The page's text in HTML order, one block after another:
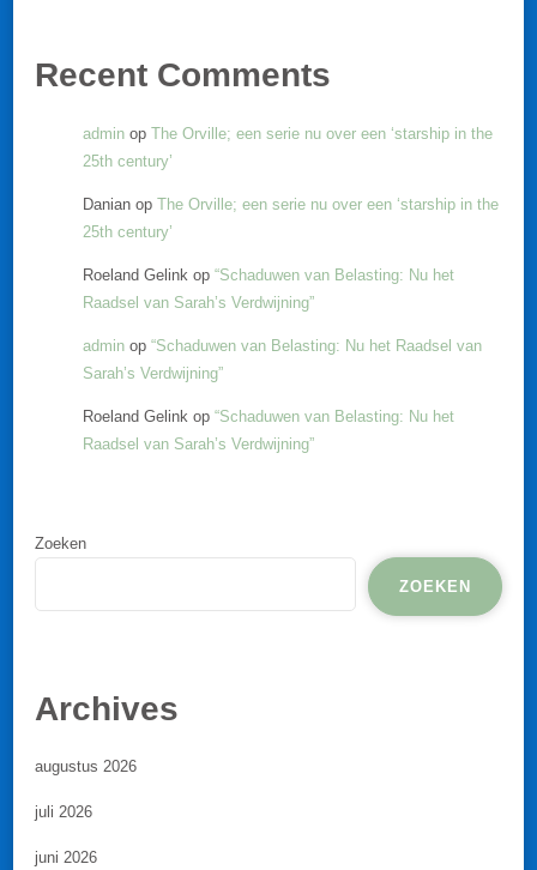
Recent Comments
admin op The Orville; een serie nu over een ‘starship in the
25th century’
Danian op The Orville; een serie nu over een ‘starship in the
25th century’
Roeland Gelink op “Schaduwen van Belasting: Nu het
Raadsel van Sarah’s Verdwijning”
admin op “Schaduwen van Belasting: Nu het Raadsel van
Sarah’s Verdwijning”
Roeland Gelink op “Schaduwen van Belasting: Nu het
Raadsel van Sarah’s Verdwijning”
Zoeken
ZOEKEN
Archives
augustus 2026
juli 2026
juni 2026